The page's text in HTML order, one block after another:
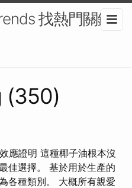
找熱門關鍵
(350)
應證明 這種椰子油根本沒
佳選擇。 基於用於生產的
各種類別。 大概所有親愛